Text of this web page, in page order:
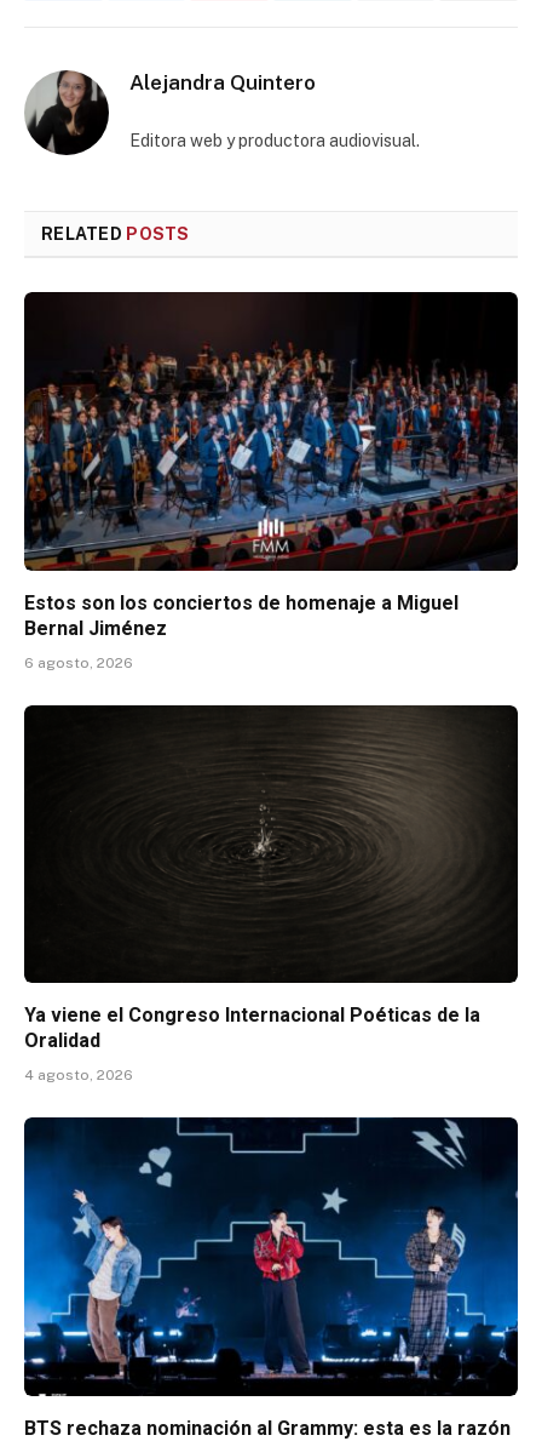
Alejandra Quintero
Editora web y productora audiovisual.
RELATED POSTS
Estos son los conciertos de homenaje a Miguel
Bernal Jiménez
6 agosto, 2026
Ya viene el Congreso Internacional Poéticas de la
Oralidad
4 agosto, 2026
BTS rechaza nominación al Grammy: esta es la razón